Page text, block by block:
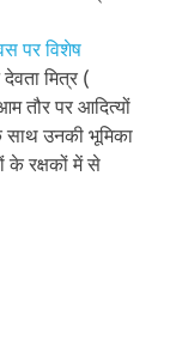
पर विशेष
मित्र (
तौर पर आदित्यों
उनकी भूमिका
के रक्षकों में से